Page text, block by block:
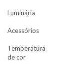
Luminária
Acessórios
Temperatura
de cor